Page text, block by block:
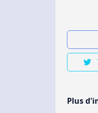
Plus